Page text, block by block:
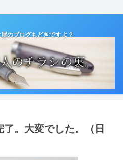
のブログもどきですよ？
。大変でした。（日